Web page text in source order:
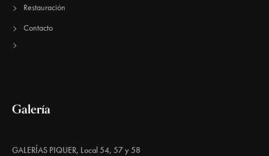
Restauración
Contacto
Galería
GALERÍAS PIQUER, Local 54, 57 y 58